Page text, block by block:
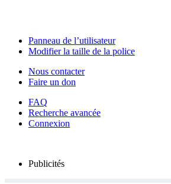
Panneau de l’utilisateur
Modifier la taille de la police
Nous contacter
Faire un don
FAQ
Recherche avancée
Connexion
Publicités